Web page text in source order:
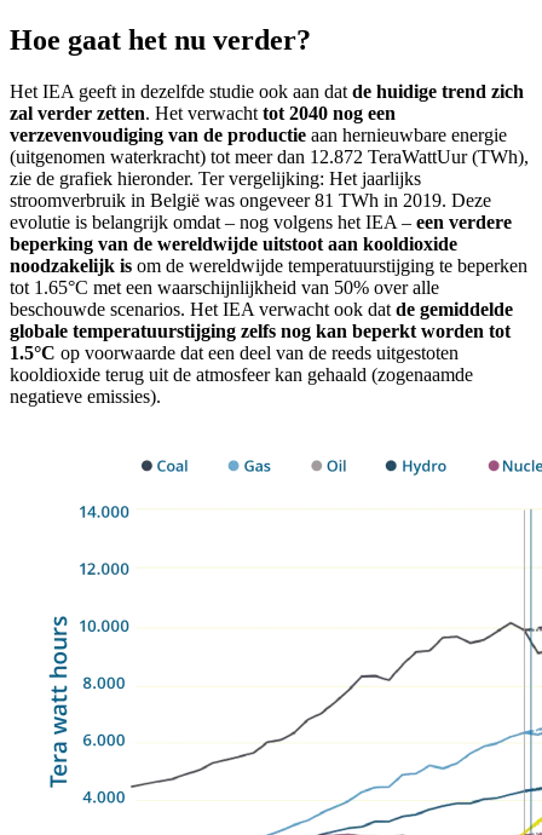
Hoe gaat het nu verder?
Het IEA geeft in dezelfde studie ook aan dat de huidige trend zich
zal verder zetten. Het verwacht tot 2040 nog een
verzevenvoudiging van de productie aan hernieuwbare energie
(uitgenomen waterkracht) tot meer dan 12.872 TeraWattUur (TWh),
zie de grafiek hieronder. Ter vergelijking: Het jaarlijks
stroomverbruik in België was ongeveer 81 TWh in 2019. Deze
evolutie is belangrijk omdat – nog volgens het IEA – een verdere
beperking van de wereldwijde uitstoot aan kooldioxide
noodzakelijk is om de wereldwijde temperatuurstijging te beperken
tot 1.65°C met een waarschijnlijkheid van 50% over alle
beschouwde scenarios. Het IEA verwacht ook dat de gemiddelde
globale temperatuurstijging zelfs nog kan beperkt worden tot
1.5°C op voorwaarde dat een deel van de reeds uitgestoten
kooldioxide terug uit de atmosfeer kan gehaald (zogenaamde
negatieve emissies).